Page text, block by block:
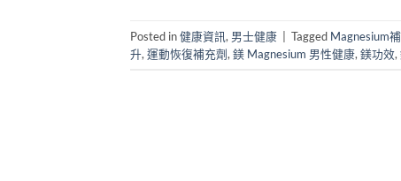
Posted in健康資訊, 男士健康 Tagged Magnesium
升, 運動恢復補充劑, 鎂 Magnesium 男性健康, 鎂功效,